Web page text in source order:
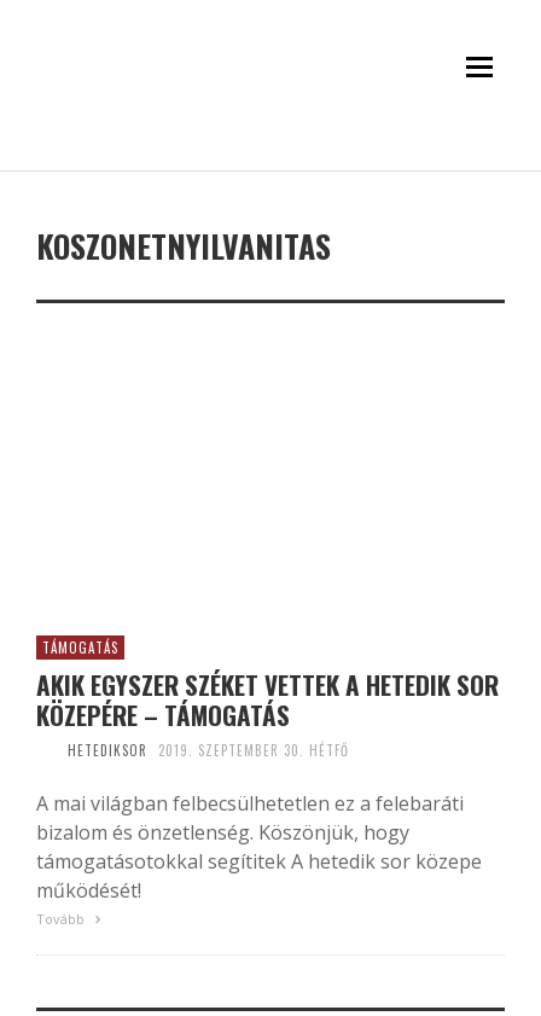
KOSZONETNYILVANITAS
TÁMOGATÁS
AKIK EGYSZER SZÉKET VETTEK A HETEDIK SOR
KÖZEPÉRE – TÁMOGATÁS
HETEDIKSOR 2019. SZEPTEMBER 30. HÉTFŐ
A mai világban felbecsülhetetlen ez a felebaráti
bizalom és önzetlenség. Köszönjük, hogy
támogatásotokkal segítitek A hetedik sor közepe
működését!
Tovább